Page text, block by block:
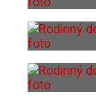
Energ. certifikát: